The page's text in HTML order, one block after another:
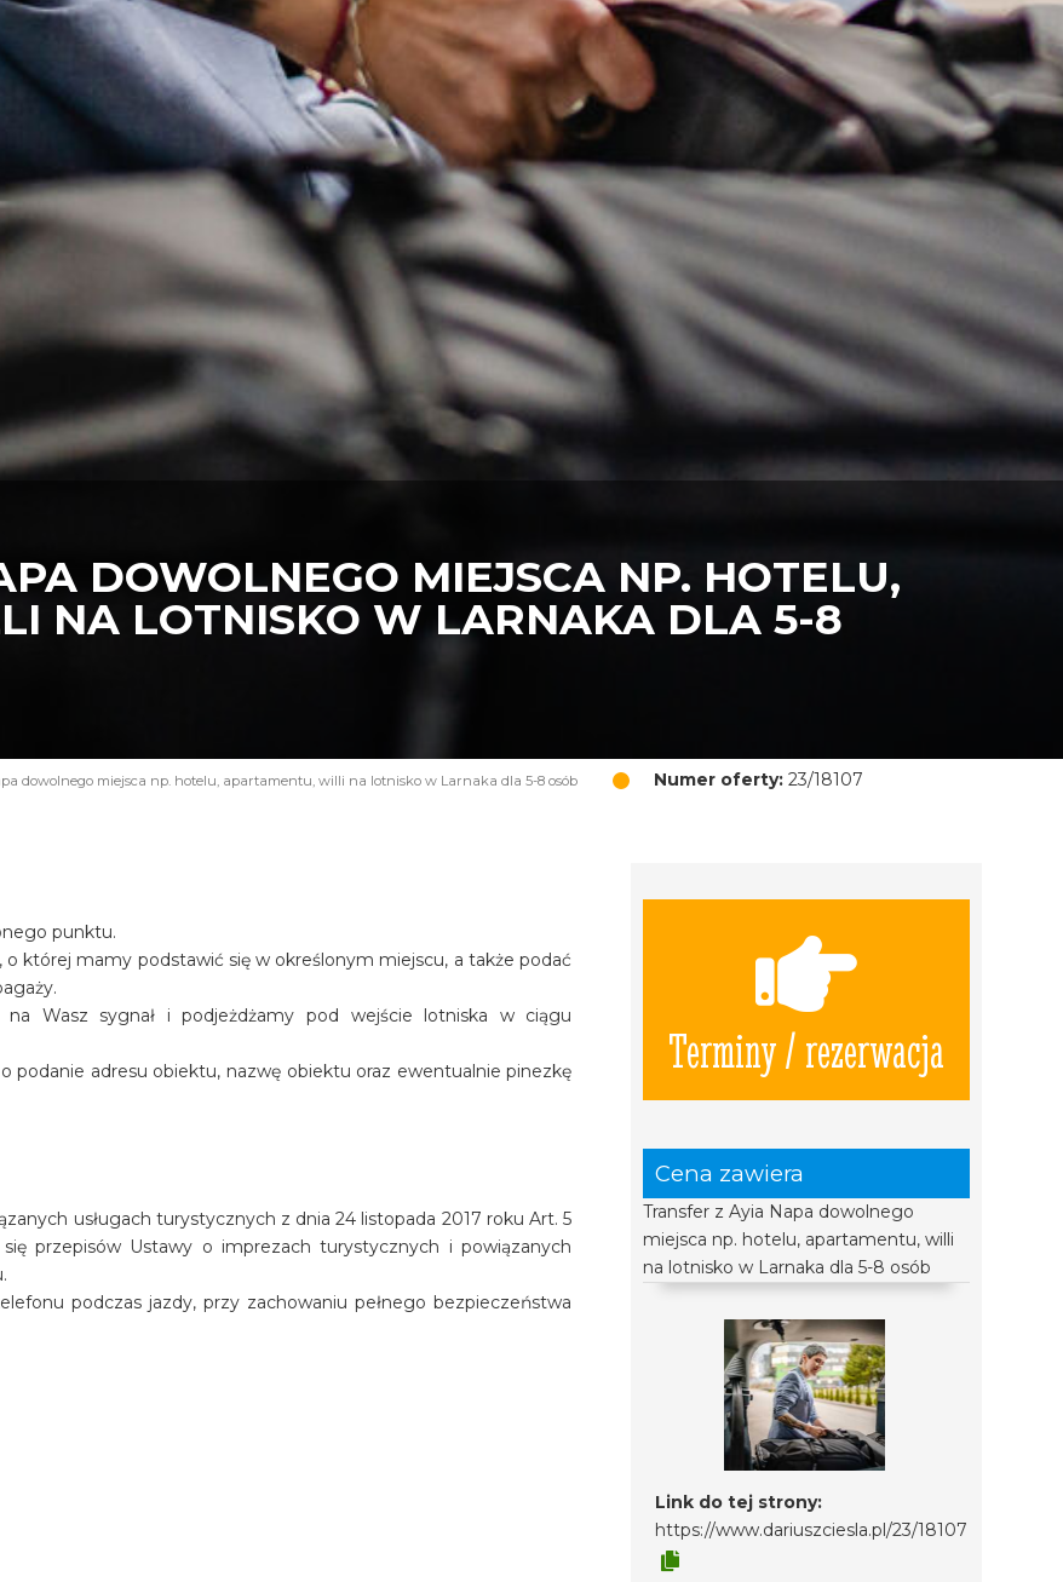
DOWOLNEGO MIEJSCA NP. HOTELU,
NA LOTNISKO W LARNAKA DLA 5-8
dowolnego miejsca np. hotelu, apartamentu, willi na lotnisko w Larnaka dla 5-8 osób Numer oferty:23/18107
Terminy / rezerwacja
Cena zawiera
Transfer z Ayia Napa dowolnego
miejsca np. hotelu, apartamentu, willi
na lotnisko w Larnaka dla 5-8 osób
Link do tej strony:
https://www.dariuszciesla.pl/23/18107
punktu.
której mamy podstawić się w określonym miejscu, a także podać
Wasz sygnał i podjeżdżamy pod wejście lotniska w ciągu
podanie adresu obiektu, nazwę obiektu oraz ewentualnie pinezkę
usługach turystycznych z dnia 24 listopada 2017 roku Art. 5
przepisów Ustawy o imprezach turystycznych i powiązanych
podczas jazdy, przy zachowaniu pełnego bezpieczeństwa